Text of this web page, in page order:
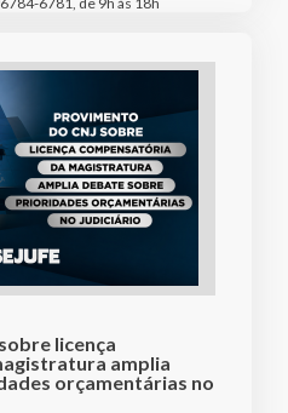
licença
amplia
orçamentárias no